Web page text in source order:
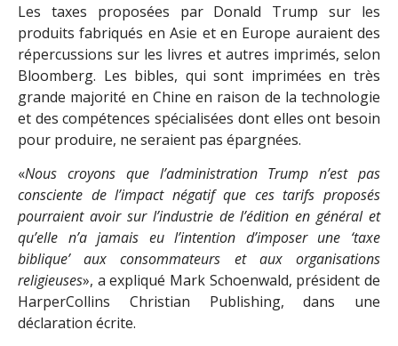
Les taxes proposées par Donald Trump sur les
produits fabriqués en Asie et en Europe auraient des
répercussions sur les livres et autres imprimés, selon
Bloomberg. Les bibles, qui sont imprimées en très
grande majorité en Chine en raison de la technologie
et des compétences spécialisées dont elles ont besoin
pour produire, ne seraient pas épargnées.
«Nous croyons que l’administration Trump n’est pas
consciente de l’impact négatif que ces tarifs proposés
pourraient avoir sur l’industrie de l’édition en général et
qu’elle n’a jamais eu l’intention d’imposer une ‘taxe
biblique’ aux consommateurs et aux organisations
religieuses», a expliqué Mark Schoenwald, président de
HarperCollins Christian Publishing, dans une
déclaration écrite.